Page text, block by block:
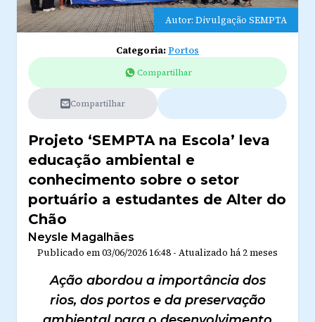
Autor: Divulgação SEMPTA
Categoria:Portos
Compartilhar
Compartilhar
Projeto ‘SEMPTA na Escola’ leva
educação ambiental e
conhecimento sobre o setor
portuário a estudantes de Alter do
Chão
Neysle Magalhães
Publicado em03/06/2026 16:48 - Atualizado há 2 meses
Ação abordou a importância dos
rios, dos portos e da preservação